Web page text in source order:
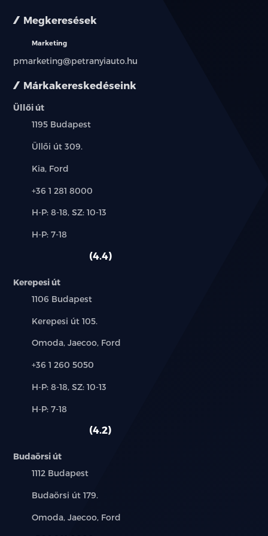
Fűthető vezetőülés
4 irányban állítható első utasülés
(két oldalsó fejtámlával)
Csomagtér világítás
Kalaptartó
Középső konzol világítás
4 automata elektromos ablakemelő
Első napellenzők megvilágított tükörrel
Padlópolc a csomagtartóban
12 V-os csatlakozó
12.8 colos érintőképernyő
DAB és FM rádió
Márkakereskedéseink
Üllői út
Település:
1195 Budapest
Cím:
Üllői út 309.
Márkák:
Kia, Ford
Telefon:
+36 1 281 8000
Új-
használt
H-P: 8-18, SZ: 10-13
Alkatrész,
H-P: 7-18
4.4
Kerepesi út
Település:
1106 Budapest
Cím:
Kerepesi út 105.
Márkák:
Omoda, Jaecoo, Ford
Telefon:
+36 1 260 5050
Új-
használt
H-P: 8-18, SZ: 10-13
Alkatrész,
H-P: 7-18
4.2
Budaörsi út
Település:
1112 Budapest
Cím:
Budaörsi út 179.
Márkák:
Omoda, Jaecoo, Ford
Megkeresések
Marketing
pmarketing@petranyiauto.hu